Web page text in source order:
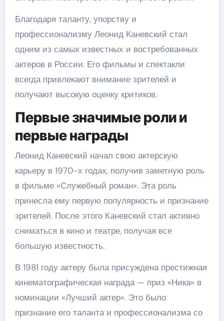
Благодаря таланту, упорству и
профессионализму Леонид Каневский стал
одним из самых известных и востребованных
актеров в России. Его фильмы и спектакли
всегда привлекают внимание зрителей и
получают высокую оценку критиков.
Первые значимые роли и
первые награды
Леонид Каневский начал свою актерскую
карьеру в 1970-х годах, получив заметную роль
в фильме «Служебный роман». Эта роль
принесла ему первую популярность и признание
зрителей. После этого Каневский стал активно
сниматься в кино и театре, получая все
большую известность.
В 1981 году актеру была присуждена престижная
кинематографическая награда — приз «Ника» в
номинации «Лучший актер». Это было
признание его таланта и профессионализма со